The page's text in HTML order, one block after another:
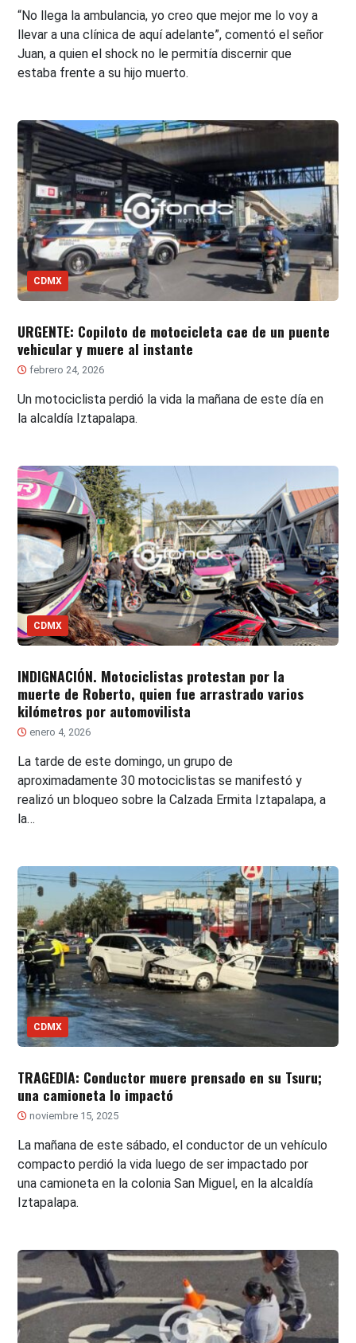
“No llega la ambulancia, yo creo que mejor me lo voy a
llevar a una clínica de aquí adelante”, comentó el señor
Juan, a quien el shock no le permitía discernir que
estaba frente a su hijo muerto.
CDMX
URGENTE: Copiloto de motocicleta cae de un puente
vehicular y muere al instante
febrero 24, 2026
Un motociclista perdió la vida la mañana de este día en
la alcaldía Iztapalapa.
CDMX
INDIGNACIÓN. Motociclistas protestan por la
muerte de Roberto, quien fue arrastrado varios
kilómetros por automovilista
enero 4, 2026
La tarde de este domingo, un grupo de
aproximadamente 30 motociclistas se manifestó y
realizó un bloqueo sobre la Calzada Ermita Iztapalapa, a
la…
CDMX
TRAGEDIA: Conductor muere prensado en su Tsuru;
una camioneta lo impactó
noviembre 15, 2025
La mañana de este sábado, el conductor de un vehículo
compacto perdió la vida luego de ser impactado por
una camioneta en la colonia San Miguel, en la alcaldía
Iztapalapa.